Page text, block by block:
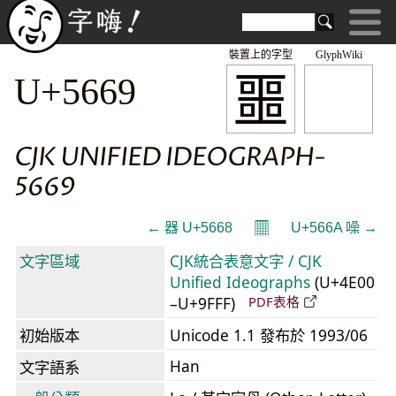
GlyphWiki
噩
裝置上的字型
U+5669
CJK UNIFIED IDEOGRAPH-
5669
← 器 U+5668 𝄜 U+566A 噪 →
文字區域
CJK統合表意文字 / CJK
Unified Ideographs (U+4E00
–U+9FFF)
PDF表格
初始版本
Unicode 1.1 發布於 1993/06
文字語系
Han